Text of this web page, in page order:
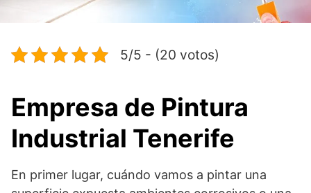
5/5 - (20 votos)
Empresa de Pintura
Industrial Tenerife
En primer lugar, cuándo vamos a pintar una